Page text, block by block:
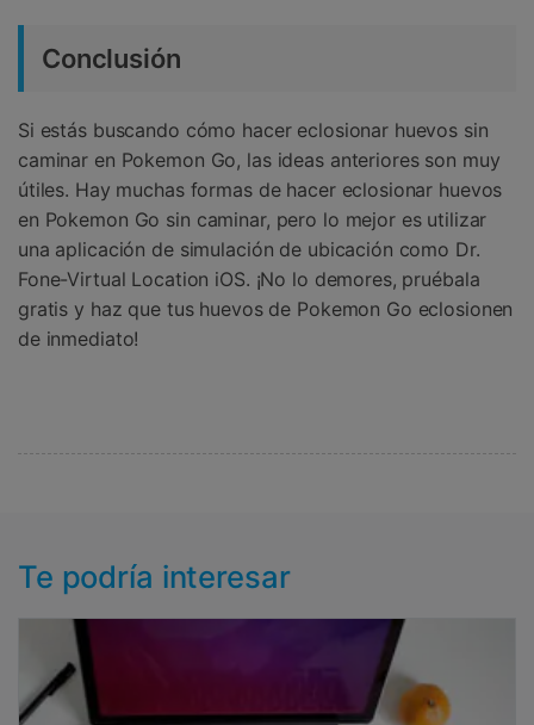
Conclusión
Si estás buscando cómo hacer eclosionar huevos sin
caminar en Pokemon Go, las ideas anteriores son muy
útiles. Hay muchas formas de hacer eclosionar huevos
en Pokemon Go sin caminar, pero lo mejor es utilizar
una aplicación de simulación de ubicación como Dr.
Fone-Virtual Location iOS. ¡No lo demores, pruébala
gratis y haz que tus huevos de Pokemon Go eclosionen
de inmediato!
Te podría interesar